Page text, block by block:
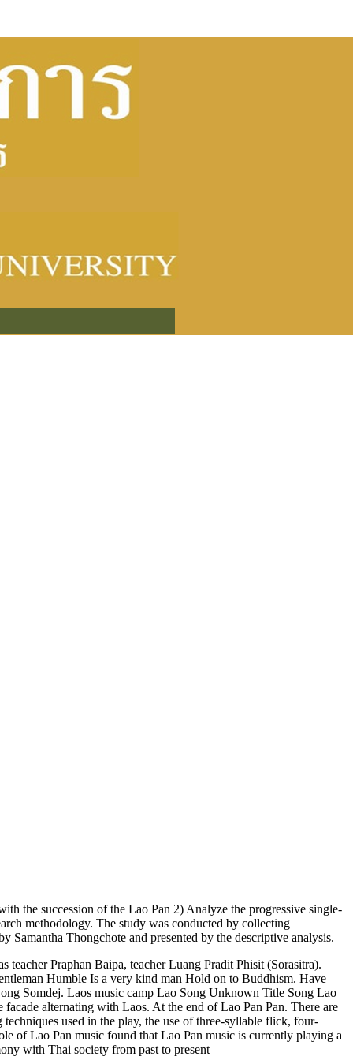
the succession of the Lao Pan 2) Analyze the progressive single-
methodology. The study was conducted by collecting
Thongchote and presented by the descriptive analysis.
teacher Praphan Baipa, teacher Luang Pradit Phisit (Sorasitra).
Humble Is a very kind man Hold on to Buddhism. Have
Somdej. Laos music camp Lao Song Unknown Title Song Lao
alternating with Laos. At the end of Lao Pan Pan. There are
used in the play, the use of three-syllable flick, four-
of Lao Pan music found that Lao Pan music is currently playing a
with Thai society from past to present